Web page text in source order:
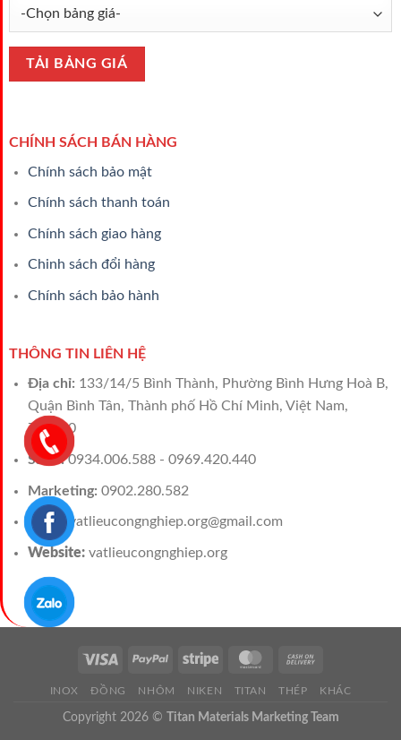
CHÍNH SÁCH BÁN HÀNG
Chính sách bảo mật
Chính sách thanh toán
Chính sách giao hàng
Chinh sách đổi hàng
Chính sách bảo hành
THÔNG TIN LIÊN HỆ
Địa chỉ: 133/14/5 Bình Thành, Phường Bình Hưng Hoà B,
Quận Bình Tân, Thành phố Hồ Chí Minh, Việt Nam,
700000
Sales:0934.006.588 - 0969.420.440
Marketing: 0902.280.582
Email: vatlieucongnghiep.org@gmail.com
Website: vatlieucongnghiep.org
INOX ĐỒNG NHÔM NIKEN TITAN THÉP KHÁC
Copyright 2026 © Titan Materials Marketing Team